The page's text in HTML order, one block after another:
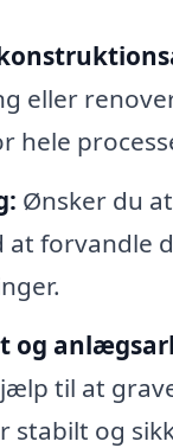
eller
hele
Ønsker du
forvandle
og
til at
stabilt og